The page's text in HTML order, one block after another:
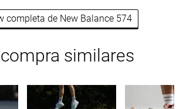
completa de New Balance 574
similares